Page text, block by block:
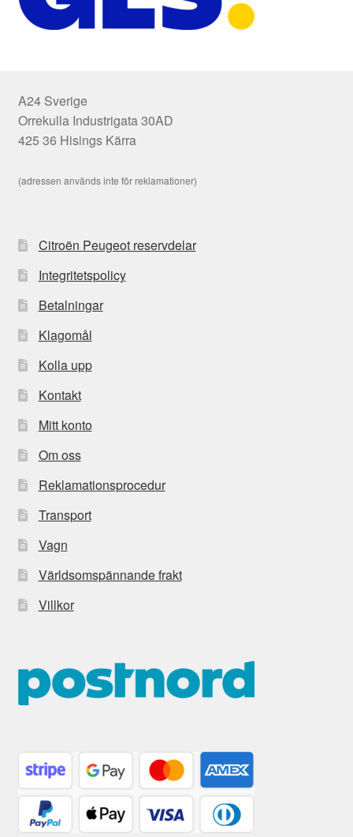
A24 Sverige
Orrekulla Industrigata 30AD
425 36 Hisings Kärra
(adressen används inte för reklamationer)
Citroën Peugeot reservdelar
Integritetspolicy
Betalningar
Klagomål
Kolla upp
Kontakt
Mitt konto
Om oss
Reklamationsprocedur
Transport
Vagn
Världsomspännande frakt
Villkor